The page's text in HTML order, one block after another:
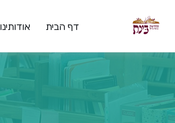
דף הבית אודותינו